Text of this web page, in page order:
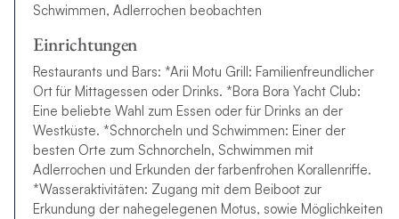
Schwimmen, Adlerrochen beobachten
Einrichtungen
Restaurants und Bars: *Arii Motu Grill: Familienfreundlicher
Ort für Mittagessen oder Drinks. *Bora Bora Yacht Club:
Eine beliebte Wahl zum Essen oder für Drinks an der
Westküste. *Schnorcheln und Schwimmen: Einer der
besten Orte zum Schnorcheln, Schwimmen mit
Adlerrochen und Erkunden der farbenfrohen Korallenriffe.
*Wasseraktivitäten: Zugang mit dem Beiboot zur
Erkundung der nahegelegenen Motus, sowie Möglichkeiten